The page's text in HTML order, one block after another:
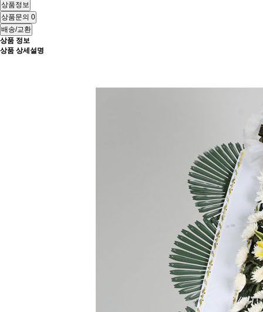
상품정보
상품문의 0
배송/교환
상품 정보
상품 상세설명